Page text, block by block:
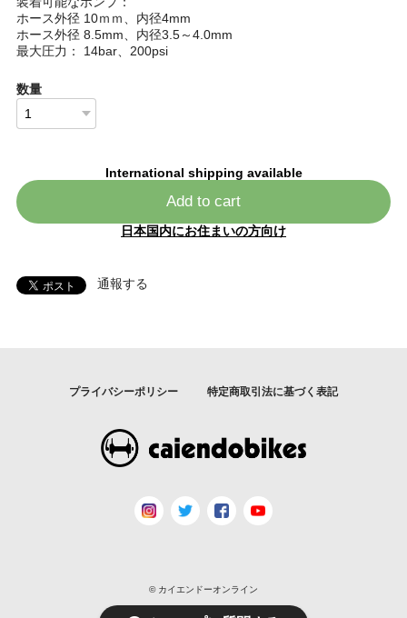
ホース外径 10ｍｍ、内径4mm
ホース外径 8.5mm、内径3.5～4.0mm
最大圧力： 14bar、200psi
数量
International shipping available
Add to cart
日本国内にお住まいの方向け
通報する
プライバシーポリシー 特定商取引法に基づく表記
© カイエンドーオンライン